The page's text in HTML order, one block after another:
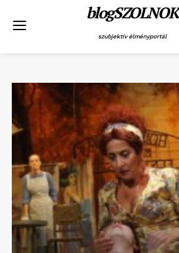
blogSZOLNOK
szubjektív élményportál